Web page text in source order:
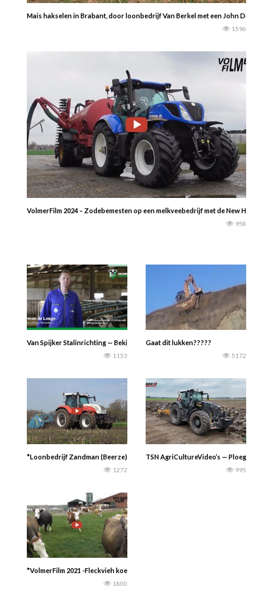
Mais hakselen in Brabant, door loonbedrijf Van Berkel met een John Deere
1596
VolmerFilm 2024 – Zodebemesten op een melkveebedrijf met de New Holland
958
Van Spijker Stalinrichting — Bekijk de video van Herman de Lange, Mts. de
1153
Gaat dit lukken?????
5172
*Loonbedrijf Zandman (Beerze) 2021 bezig met het spitten van maisland met
1272
TSN AgriCultureVideo’s — Ploegen met
995
*VolmerFilm 2021 -Fleckvieh koeiendans! – Vandaag gaan de Fleckvieh
1800